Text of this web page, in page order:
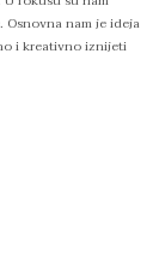
nam je ideja
i kreativno iznijeti